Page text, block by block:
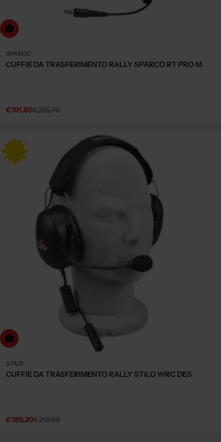
to cart
SPARCO
CUFFIE DA TRASFERIMENTO RALLY SPARCO RT PRO M
Sale
€191,85
Regular€225,70
to cart
STILO
CUFFIE DA TRASFERIMENTO RALLY STILO WRC DES
Sale
€189,20
Regular€219,99